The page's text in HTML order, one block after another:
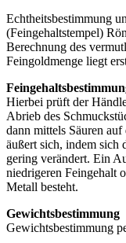
Echtheitsbestimmung
(Feingehaltstempel)
Berechnung des
Feingoldmenge liegt
Hierbei prüft der
Abrieb des
dann mittels Säuren
äußert sich, indem sich
gering verändert. Ein
niedrigeren Feingehalt
Metall besteht.
Gewichtsbestimmung
Gewichtsbestimmung